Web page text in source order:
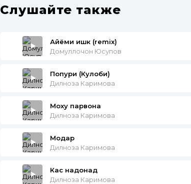
Слушайте также
Айёми ишк (remix)
Домуллочон Юсупов
Попури (Кулоби)
Дилноза Каримова
Моху парвона
Дилноза Каримова
Модар
Дилноза Каримова
Кас надонад
Дилноза Каримова